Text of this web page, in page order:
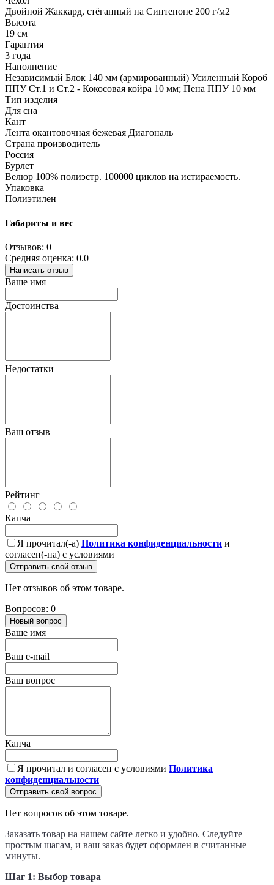
Двойной Жаккард, стёганный на Синтепоне 200 г/м2
Высота
19 см
Гарантия
3 года
Наполнение
Независимый Блок 140 мм (армированный) Усиленный Короб
ППУ Ст.1 и Ст.2 - Кокосовая койра 10 мм; Пена ППУ 10 мм
Тип изделия
Для сна
Кант
Лента окантовочная бежевая Диагональ
Страна производитель
Россия
Бурлет
Велюр 100% полиэстр. 100000 циклов на истираемость.
Упаковка
Полиэтилен
Габариты и вес
Отзывов: 0
Средняя оценка: 0.0
Написать отзыв
Ваше имя
Достоинства
Недостатки
Ваш отзыв
Рейтинг
Капча
Я прочитал(-а) Политика конфиденциальности и
согласен(-на) с условиями
Отправить свой отзыв
Нет отзывов об этом товаре.
Вопросов: 0
Новый вопрос
Ваше имя
Ваш e-mail
Ваш вопрос
Капча
Я прочитал и согласен с условиями Политика
конфиденциальности
Отправить свой вопрос
Нет вопросов об этом товаре.
Заказать товар на нашем сайте легко и удобно. Следуйте
простым шагам, и ваш заказ будет оформлен в считанные
минуты.
Шаг 1: Выбор товара